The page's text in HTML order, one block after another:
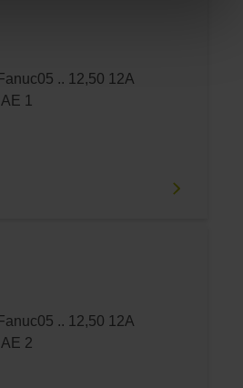
0MS14-LY .. .. 01 .. AE 1
0MS14-LY .. .. 01 .. AE 2